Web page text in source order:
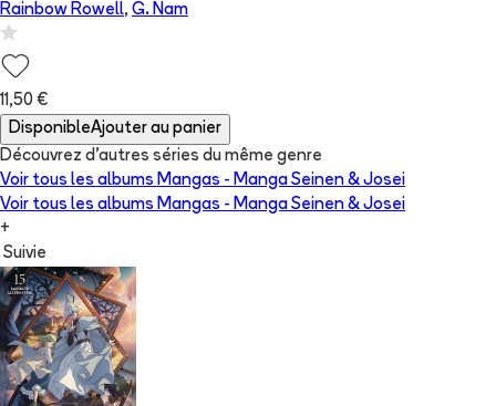
Rainbow Rowell, G. Nam
11,50 €
DisponibleAjouter au panier
Découvrez d'autres séries du même genre
Voir tous les albums Mangas - Manga Seinen & Josei
Voir tous les albums Mangas - Manga Seinen & Josei
+
Suivie